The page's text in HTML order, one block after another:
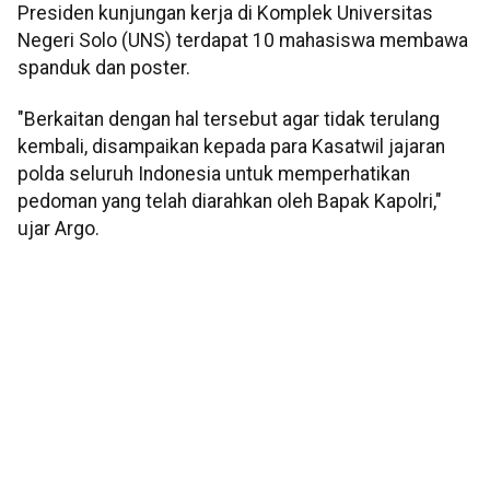
Presiden kunjungan kerja di Komplek Universitas
Negeri Solo (UNS) terdapat 10 mahasiswa membawa
spanduk dan poster.
"Berkaitan dengan hal tersebut agar tidak terulang
kembali, disampaikan kepada para Kasatwil jajaran
polda seluruh Indonesia untuk memperhatikan
pedoman yang telah diarahkan oleh Bapak Kapolri,"
ujar Argo.